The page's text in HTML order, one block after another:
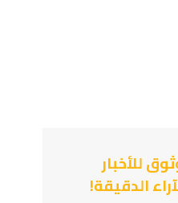
للأخبار
الدقيقة!